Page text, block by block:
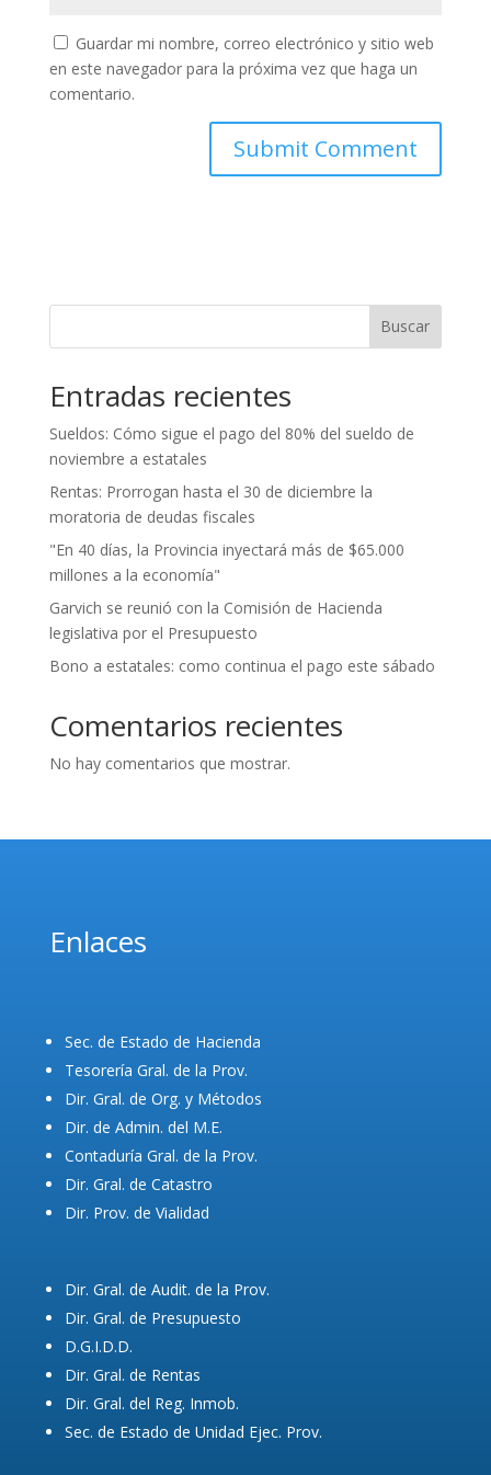
Guardar mi nombre, correo electrónico y sitio web
en este navegador para la próxima vez que haga un
comentario.
Buscar
Entradas recientes
Sueldos: Cómo sigue el pago del 80% del sueldo de
noviembre a estatales
Rentas: Prorrogan hasta el 30 de diciembre la
moratoria de deudas fiscales
"En 40 días, la Provincia inyectará más de $65.000
millones a la economía"
Garvich se reunió con la Comisión de Hacienda
legislativa por el Presupuesto
Bono a estatales: como continua el pago este sábado
Comentarios recientes
No hay comentarios que mostrar.
Enlaces
Sec. de Estado de Hacienda
Tesorería Gral. de la Prov.
Dir. Gral. de Org. y Métodos
Dir. de Admin. del M.E.
Contaduría Gral. de la Prov.
Dir. Gral. de Catastro
Dir. Prov. de Vialidad
Dir. Gral. de Audit. de la Prov.
Dir. Gral. de Presupuesto
D.G.I.D.D.
Dir. Gral. de Rentas
Dir. Gral. del Reg. Inmob.
Sec. de Estado de Unidad Ejec. Prov.